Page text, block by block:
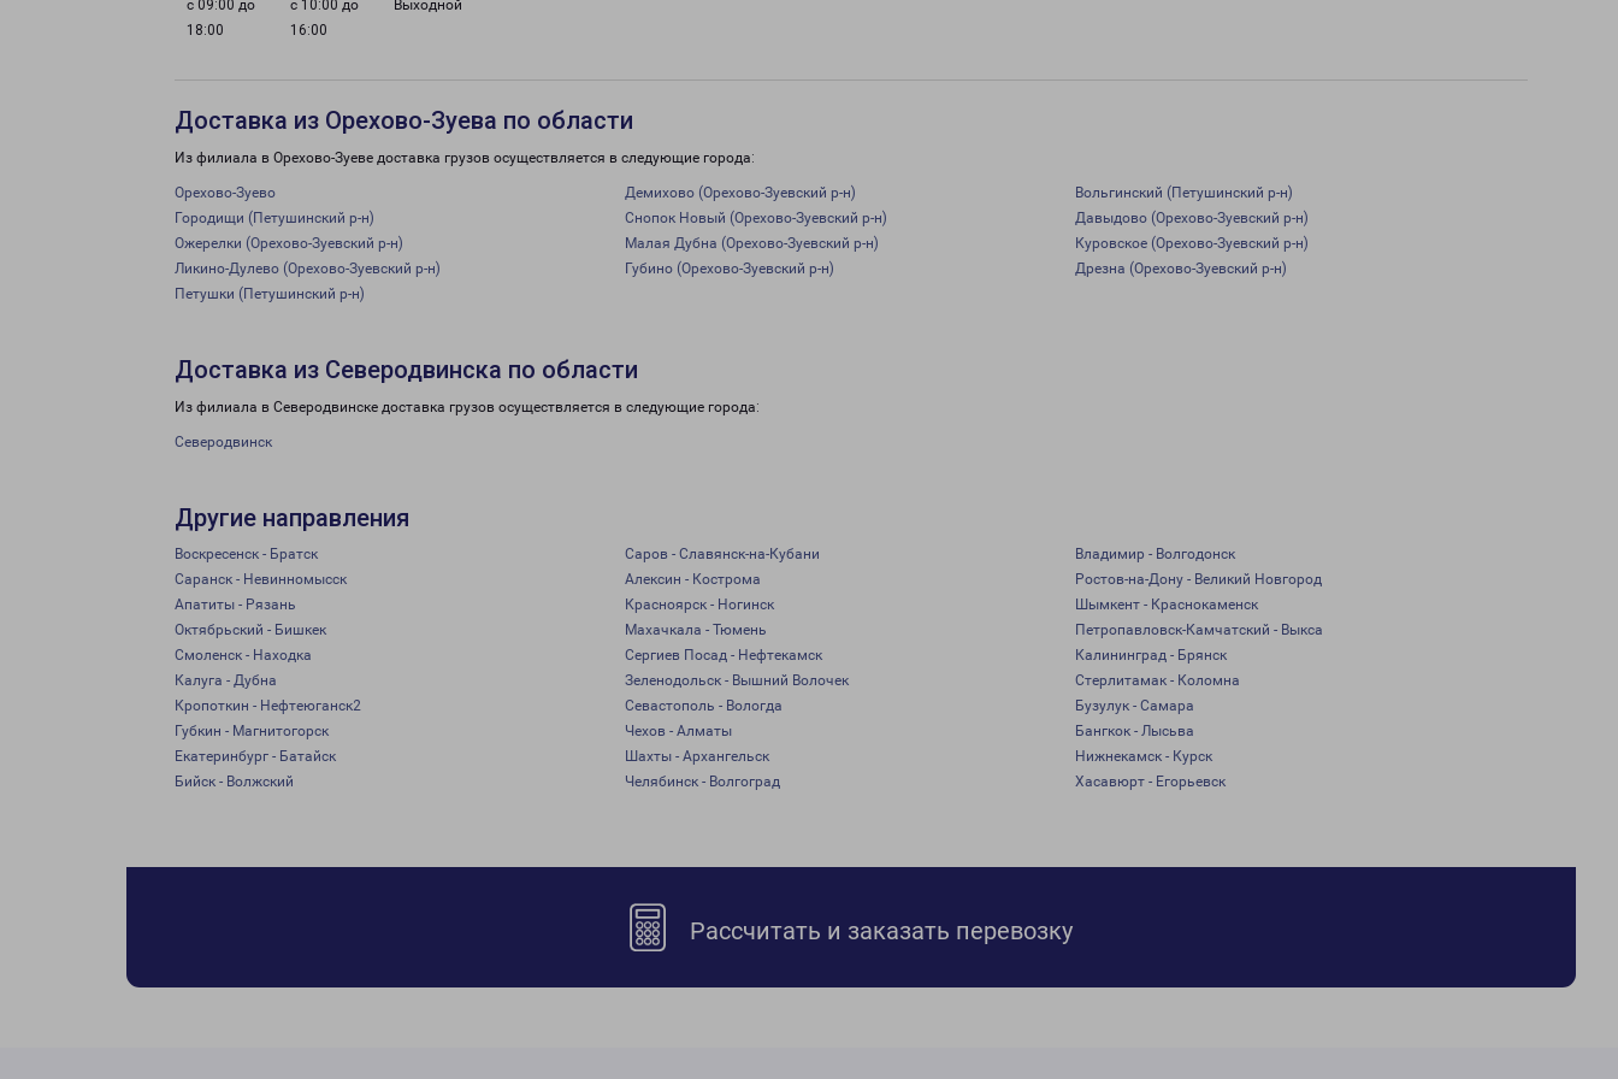
с 09:00 до
18:00
с 10:00 до
16:00
Выходной
Доставка из Орехово-Зуева по области
Из филиала в Орехово-Зуеве доставка грузов осуществляется в следующие города:
Орехово-Зуево Демихово (Орехово-Зуевский р-н)
Вольгинский (Петушинский р-н)
Городищи (Петушинский р-н)
Снопок Новый (Орехово-Зуевский р-н)
Давыдово (Орехово-Зуевский р-н)
Ожерелки (Орехово-Зуевский р-н)
Малая Дубна (Орехово-Зуевский р-н)
Куровское (Орехово-Зуевский р-н)
Ликино-Дулево (Орехово-Зуевский р-н)
Губино (Орехово-Зуевский р-н)
Дрезна (Орехово-Зуевский р-н)
Петушки (Петушинский р-н)
Доставка из Северодвинска по области
Из филиала в Северодвинске доставка грузов осуществляется в следующие города:
Северодвинск
Другие направления
Воскресенск - Братск Саров - Славянск-на-Кубани
Владимир - Волгодонск
Саранск - Невинномысск
Алексин - Кострома
Ростов-на-Дону - Великий Новгород
Апатиты - Рязань
Красноярск - Ногинск
Шымкент - Краснокаменск
Октябрьский - Бишкек
Махачкала - Тюмень
Петропавловск-Камчатский - Выкса
Смоленск - Находка
Сергиев Посад - Нефтекамск
Калининград - Брянск
Калуга - Дубна
Зеленодольск - Вышний Волочек
Стерлитамак - Коломна
Кропоткин - Нефтеюганск2
Севастополь - Вологда
Бузулук - Самара
Губкин - Магнитогорск
Чехов - Алматы
Бангкок - Лысьва
Екатеринбург - Батайск
Шахты - Архангельск
Нижнекамск - Курск
Бийск - Волжский
Челябинск - Волгоград Хасавюрт - Егорьевск
Рассчитать и заказать перевозку